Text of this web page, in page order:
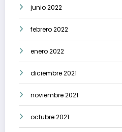
junio 2022
febrero 2022
enero 2022
diciembre 2021
noviembre 2021
octubre 2021